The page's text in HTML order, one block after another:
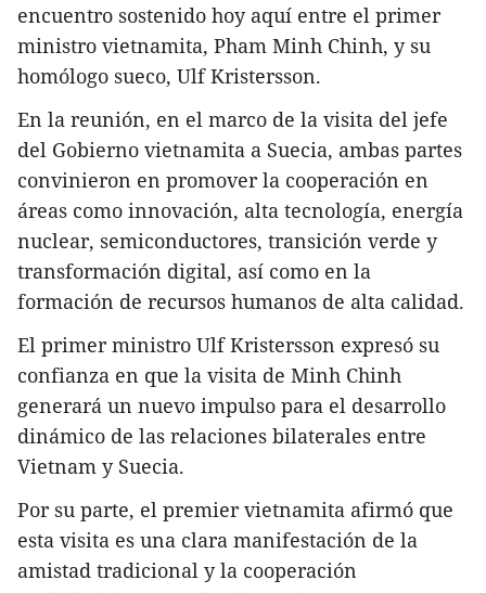
encuentro sostenido hoy aquí entre el primer
ministro vietnamita, Pham Minh Chinh, y su
homólogo sueco, Ulf Kristersson.
En la reunión, en el marco de la visita del jefe
del Gobierno vietnamita a Suecia, ambas partes
convinieron en promover la cooperación en
áreas como innovación, alta tecnología, energía
nuclear, semiconductores, transición verde y
transformación digital, así como en la
formación de recursos humanos de alta calidad.
El primer ministro Ulf Kristersson expresó su
confianza en que la visita de Minh Chinh
generará un nuevo impulso para el desarrollo
dinámico de las relaciones bilaterales entre
Vietnam y Suecia.
Por su parte, el premier vietnamita afirmó que
esta visita es una clara manifestación de la
amistad tradicional y la cooperación